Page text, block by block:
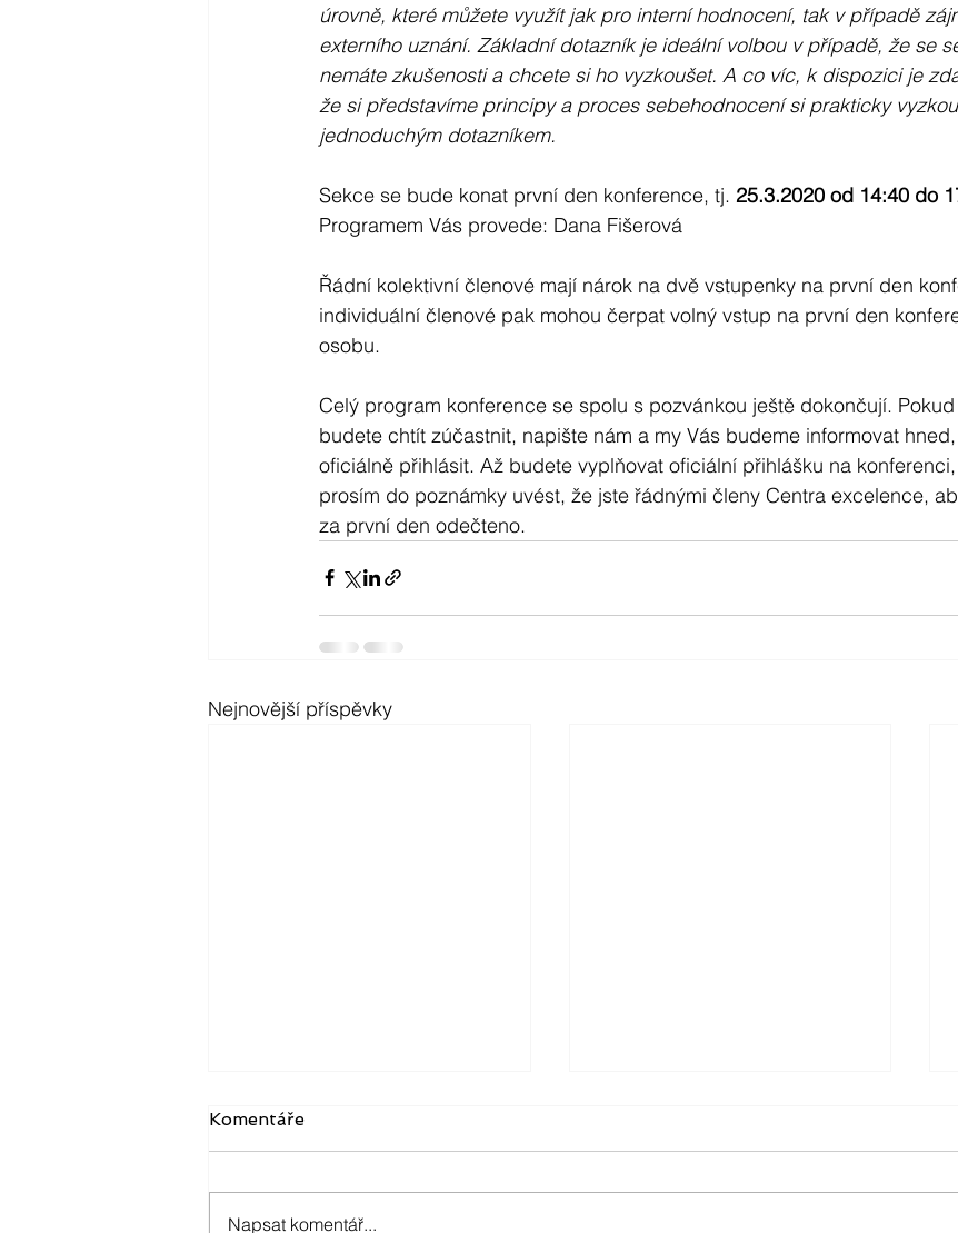
úrovně, které můžete využít jak pro interní hodnocení, tak v případě
externího uznání. Základní dotazník je ideální volbou v případě, že se
nemáte zkušenosti a chcete si ho vyzkoušet. A co víc, k dispozici je
že si představíme principy a proces sebehodnocení si prakticky
jednoduchým dotazníkem.
Sekce se bude konat první den konference, tj. 25.3.2020 od 14:40 do
Programem Vás provede: Dana Fišerová
Řádní kolektivní členové mají nárok na dvě vstupenky na první den
individuální členové pak mohou čerpat volný vstup na první den
osobu.
Celý program konference se spolu s pozvánkou ještě dokončují.
budete chtít zúčastnit, napište nám a my Vás budeme informovat
oficiálně přihlásit. Až budete vyplňovat oficiální přihlášku na
prosím do poznámky uvést, že jste řádnými členy Centra excelence,
za první den odečteno.
Nejnovější příspěvky
Komentáře
Napsat komentář...